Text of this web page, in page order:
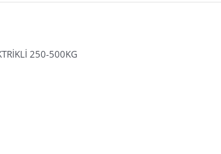
250-500KG